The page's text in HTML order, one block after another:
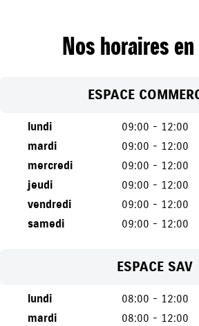
Nos horaires
ESPACE
lundi 09:00 - 12:00
mardi
09:00 - 12:00
mercredi
09:00 - 12:00
jeudi
09:00 - 12:00
vendredi
09:00 - 12:00
samedi
09:00 - 12:00
ESPACE SAV
lundi 08:00 - 12:00
mardi
08:00 - 12:00